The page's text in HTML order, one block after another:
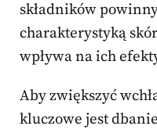
składników
charakterystyką
wpływa na ich
Aby zwiększyć
kluczowe jest